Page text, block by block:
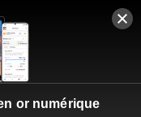
or numérique